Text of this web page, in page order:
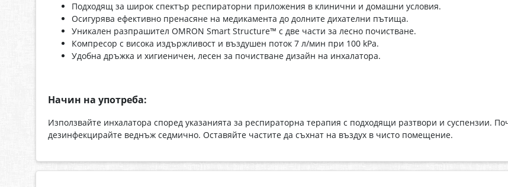
Подходящ за широк спектър респираторни приложения в клинични и домашни условия.
Осигурява ефективно пренасяне на медикамента до долните дихателни пътища.
Уникален разпрашител OMRON Smart Structure™ с две части за лесно почистване.
Компресор с висока издържливост и въздушен поток 7 л/мин при 100 kРа.
Удобна дръжка и хигиеничен, лесен за почистване дизайн на инхалатора.
Начин на употреба:
Използвайте инхалатора според указанията за респираторна терапия с подходящи разтвори и суспензии.
дезинфекцирайте веднъж седмично. Оставяйте частите да съхнат на въздух в чисто помещение.